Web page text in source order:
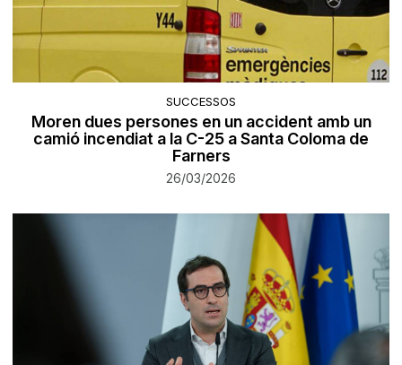
SUCCESSOS
Moren dues persones en un accident amb un
camió incendiat a la C-25 a Santa Coloma de
Farners
26/03/2026